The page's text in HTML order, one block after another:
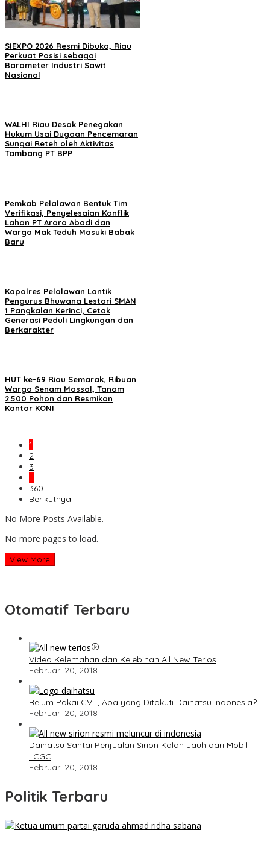
SIEXPO 2026 Resmi Dibuka, Riau
Perkuat Posisi sebagai
Barometer Industri Sawit
Nasional
WALHI Riau Desak Penegakan
Hukum Usai Dugaan Pencemaran
Sungai Reteh oleh Aktivitas
Tambang PT BPP
Pemkab Pelalawan Bentuk Tim
Verifikasi, Penyelesaian Konflik
Lahan PT Arara Abadi dan
Warga Mak Teduh Masuki Babak
Baru
Kapolres Pelalawan Lantik
Pengurus Bhuwana Lestari SMAN
1 Pangkalan Kerinci, Cetak
Generasi Peduli Lingkungan dan
Berkarakter
HUT ke-69 Riau Semarak, Ribuan
Warga Senam Massal, Tanam
2.500 Pohon dan Resmikan
Kantor KONI
1
2
3
…
360
Berikutnya
No More Posts Available.
No more pages to load.
View More
Otomatif Terbaru
Video Kelemahan dan Kelebihan All New Terios
Februari 20, 2018
Belum Pakai CVT, Apa yang Ditakuti Daihatsu Indonesia?
Februari 20, 2018
Daihatsu Santai Penjualan Sirion Kalah Jauh dari Mobil
LCGC
Februari 20, 2018
Politik Terbaru